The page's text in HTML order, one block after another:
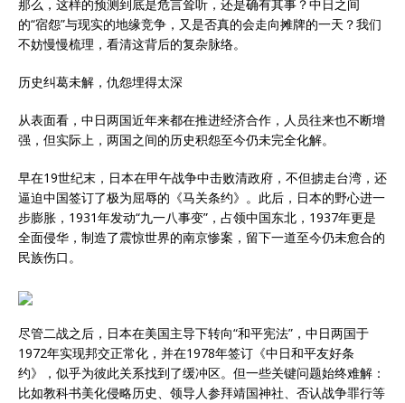
那么，这样的预测到底是危言耸听，还是确有其事？中日之间
的“宿怨”与现实的地缘竞争，又是否真的会走向摊牌的一天？我们
不妨慢慢梳理，看清这背后的复杂脉络。
历史纠葛未解，仇怨埋得太深
从表面看，中日两国近年来都在推进经济合作，人员往来也不断增
强，但实际上，两国之间的历史积怨至今仍未完全化解。
早在19世纪末，日本在甲午战争中击败清政府，不但掳走台湾，还
逼迫中国签订了极为屈辱的《马关条约》。此后，日本的野心进一
步膨胀，1931年发动“九一八事变”，占领中国东北，1937年更是
全面侵华，制造了震惊世界的南京惨案，留下一道至今仍未愈合的
民族伤口。
尽管二战之后，日本在美国主导下转向“和平宪法”，中日两国于
1972年实现邦交正常化，并在1978年签订《中日和平友好条
约》，似乎为彼此关系找到了缓冲区。但一些关键问题始终难解：
比如教科书美化侵略历史、领导人参拜靖国神社、否认战争罪行等